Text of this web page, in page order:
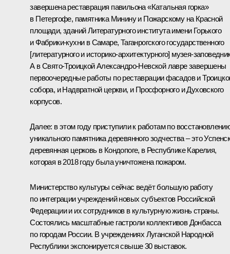
завершена реставрация павильона «Катальная горка»
в Петергофе, памятника Минину и Пожарскому на Красной
площади, зданий Литературного института имени Горького
и Фабрики-кухни в Самаре, Таганрогского государственного
[литературного и историко-архитектурного] музея-
А в Свято-Троицкой Александро-Невской лавре завершены
первоочередные работы по реставрации фасадов и
собора, и Надвратной церкви, и Просфорного и Духовского
корпусов.
Далее: в этом году приступили к работам по
уникального памятника деревянного зодчества – это
деревянная церковь в Кондопоге, в Республике Карелия,
которая в 2018 году была уничтожена пожаром.
Министерство культуры сейчас ведёт большую работу
по интеграции учреждений новых субъектов Российской
Федерации и их сотрудников в культурную жизнь страны.
Состоялись масштабные гастроли коллективов Донбасса
по городам России. В учреждениях Луганской Народной
Республики экспонируется свыше 30 выставок.